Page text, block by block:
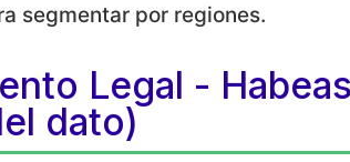
segmentar por regiones.
Legal -
dato)